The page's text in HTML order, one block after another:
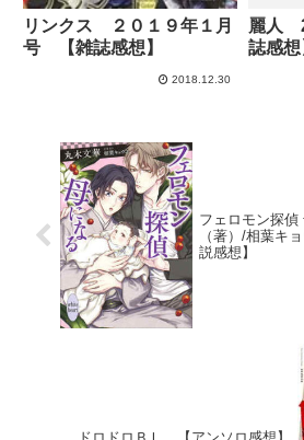
リンクス ２０１９年１月
号 【雑誌感想】
2018.12.30
麗人
誌感想
フェロモン探
（著）/相葉キ
説感想】